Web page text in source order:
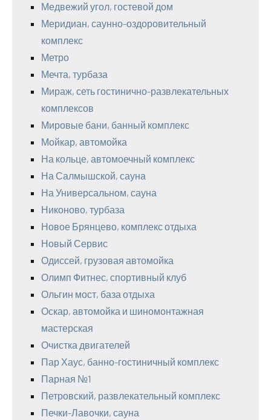
Медвежий угол, гостевой дом
Меридиан, саунно-оздоровительный
комплекс
Метро
Мечта, турбаза
Мираж, сеть гостинично-развлекательных
комплексов
Мировые бани, банный комплекс
Мойкар, автомойка
На кольце, автомоечный комплекс
На Салмышской, сауна
На Универсальном, сауна
Никоново, турбаза
Новое Брянцево, комплекс отдыха
Новый Сервис
Одиссей, грузовая автомойка
Олимп Фитнес, спортивный клуб
Ольгин мост, база отдыха
Оскар, автомойка и шиномонтажная
мастерская
Очистка двигателей
Пар Хаус, банно-гостиничный комплекс
Парная №1
Петровский, развлекательный комплекс
Печки-Лавочки, сауна